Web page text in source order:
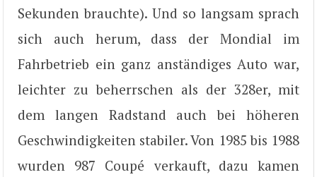
Sekunden brauchte). Und so langsam sprach
sich auch herum, dass der Mondial im
Fahrbetrieb ein ganz anständiges Auto war,
leichter zu beherrschen als der 328er, mit
dem langen Radstand auch bei höheren
Geschwindigkeiten stabiler. Von 1985 bis 1988
wurden 987 Coupé verkauft, dazu kamen